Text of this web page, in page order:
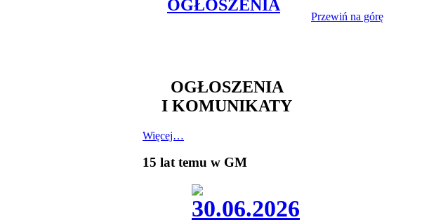
OGŁOSZENIA
I KOMUNIKATY
Więcej…
15 lat temu w GM
Przewiń na górę